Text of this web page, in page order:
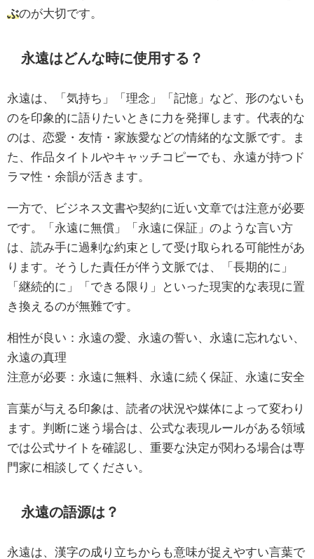
ぶのが大切です。
永遠はどんな時に使用する？
永遠は、「気持ち」「理念」「記憶」など、形のないも
のを印象的に語りたいときに力を発揮します。代表的な
のは、恋愛・友情・家族愛などの情緒的な文脈です。ま
た、作品タイトルやキャッチコピーでも、永遠が持つド
ラマ性・余韻が活きます。
一方で、ビジネス文書や契約に近い文章では注意が必要
です。「永遠に無償」「永遠に保証」のような言い方
は、読み手に過剰な約束として受け取られる可能性があ
ります。そうした責任が伴う文脈では、「長期的に」
「継続的に」「できる限り」といった現実的な表現に置
き換えるのが無難です。
相性が良い：永遠の愛、永遠の誓い、永遠に忘れない、
永遠の真理
注意が必要：永遠に無料、永遠に続く保証、永遠に安全
言葉が与える印象は、読者の状況や媒体によって変わり
ます。判断に迷う場合は、公式な表現ルールがある領域
では公式サイトを確認し、重要な決定が関わる場合は専
門家に相談してください。
永遠の語源は？
永遠は、漢字の成り立ちからも意味が捉えやすい言葉で